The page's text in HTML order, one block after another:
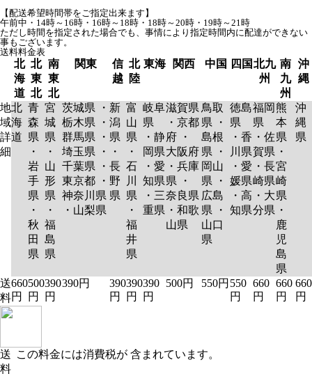
【配送希望時間帯をご指定出来ます】
午前中・14時～16時・16時～18時・18時～20時・19時～21時
ただし時間を指定された場合でも、事情により指定時間内に配達ができない
事もございます。
送料料金表
北
海
道
北
東
北
南
東
北
関東
信
越
北
陸
東海 関西 中国 四国北九
州
南
九
州
沖
縄
地
域
詳
細
北
海
道
青
森
県
・
岩
手
県
・
秋
田
県
宮
城
県
・
山
形
県
・
福
島
県
茨城県 ・
栃木県 ・
群馬県 ・
埼玉県 ・
千葉県 ・
東京都 ・
神奈川県
・山梨県
新
潟
県
・
長
野
県
富
山
県
・
石
川
県
・
福
井
県
岐阜
県
・静
岡県
・愛
知県
・三
重県
滋賀県
・京都
府 ・
大阪府
・兵庫
県 ・
奈良県
・和歌
山県
鳥取
県 ・
島根
県 ・
岡山
県 ・
広島
県 ・
山口
県
徳島
県
・香
川県
・愛
媛県
・高
知県
福岡
県
・佐
賀県
・長
崎県
・大
分県
熊
本
県
・
宮
崎
県
・
鹿
児
島
県
沖
縄
県
送
料
660
円
500
円
390
円
390円
390
円
390
円
390
円
500円 550円 550
円
660
円
660
円
660
円
送
料
この料金には消費税が 含まれています。